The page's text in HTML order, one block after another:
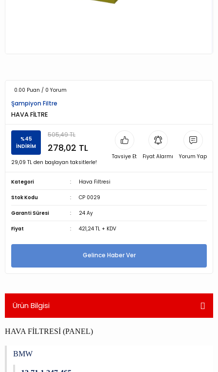
0.00 Puan / 0 Yorum
Şampiyon Filtre
HAVA FİLTRE
%45
İNDİRİM
505,49 TL
278,02 TL
29,09 TL den başlayan taksitlerle!
Tavsiye Et Fiyat Alarmı Yorum Yap
Kategori Hava Filtresi
Stok Kodu CP 0029
Garanti Süresi 24 Ay
Fiyat 421,24 TL + KDV
Gelince Haber Ver
Ürün Bilgisi
HAVA FİLTRESİ (PANEL)
BMW